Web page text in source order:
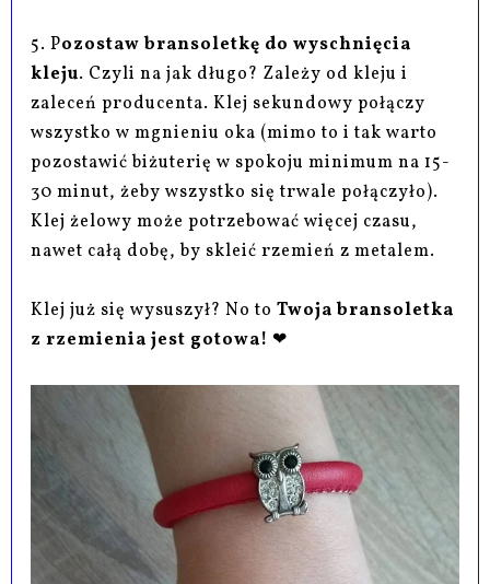
5. Pozostaw bransoletkę do wyschnięcia
kleju. Czyli na jak długo? Zależy od kleju i
zaleceń producenta. Klej sekundowy połączy
wszystko w mgnieniu oka (mimo to i tak warto
pozostawić biżuterię w spokoju minimum na 15-
30 minut, żeby wszystko się trwale połączyło).
Klej żelowy może potrzebować więcej czasu,
nawet całą dobę, by skleić rzemień z metalem.
Klej już się wysuszył? No toTwoja bransoletka
z rzemienia jest gotowa! ❤